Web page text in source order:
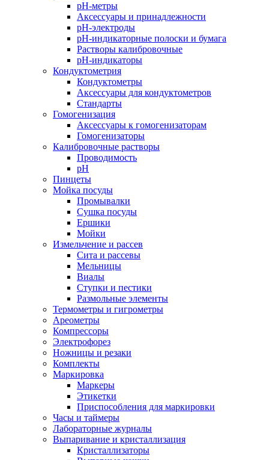
pH-метры
Аксессуары и принадлежности
pH-электроды
pH-индикаторные полоски и бумага
Растворы калибровочные
pH-индикаторы
Кондуктометрия
Кондуктометры
Аксессуары для кондуктометров
Стандарты
Гомогенизация
Аксессуары к гомогенизаторам
Гомогенизаторы
Калибровочные растворы
Проводимость
pH
Пинцеты
Мойка посуды
Промывалки
Сушка посуды
Ершики
Мойки
Измельчение и рассев
Сита и рассевы
Мельницы
Виалы
Ступки и пестики
Размольные элементы
Термометры и гигрометры
Ареометры
Компрессоры
Электрофорез
Ножницы и резаки
Комплекты
Маркировка
Маркеры
Этикетки
Приспособления для маркировки
Часы и таймеры
Лабораторные журналы
Выпаривание и кристаллизация
Кристаллизаторы